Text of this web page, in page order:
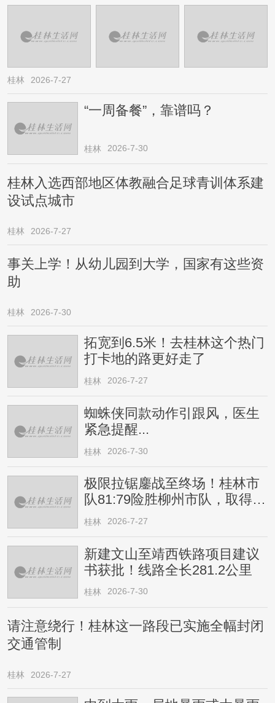
桂林 2026-7-27
“一周备餐”，靠谱吗？
桂林 2026-7-30
桂林入选西部地区体教融合足球青训体系建
设试点城市
桂林 2026-7-27
事关上学！从幼儿园到大学，国家有这些资
助
桂林 2026-7-30
拓宽到6.5米！去桂林这个热门
打卡地的路更好走了
桂林 2026-7-27
蜘蛛侠同款动作引跟风，医生
紧急提醒...
桂林 2026-7-30
极限拉锯鏖战至终场！桂林市
队81:79险胜柳州市队，取得四
连胜
桂林 2026-7-27
新建文山至靖西铁路项目建议
书获批！线路全长281.2公里
桂林 2026-7-30
请注意绕行！桂林这一路段已实施全幅封闭
交通管制
桂林 2026-7-27